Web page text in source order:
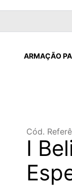
ARMAÇÃO
Cód.
I